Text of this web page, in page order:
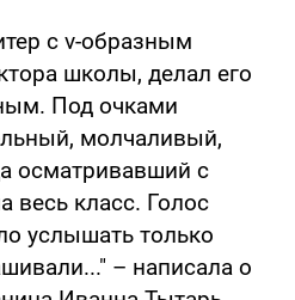
с v-образным
школы, делал его
Под очками
молчаливый,
осматривавший с
весь класс. Голос
услышать только
– написала о